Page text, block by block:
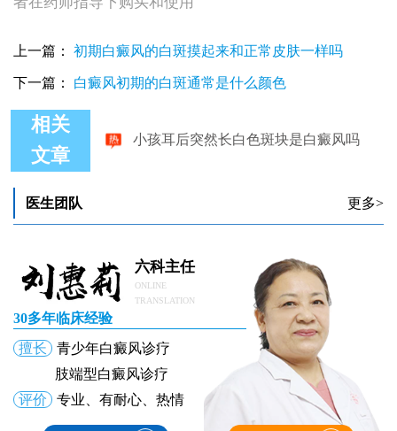
上一篇： 初期白癜风的白斑摸起来和正常皮肤一样吗
下一篇： 白癜风初期的白斑通常是什么颜色
相关
文章
医生团队 更多>
六科主任
ONLINE
TRANSLATION
30多年临床经验
擅长
青少年白癜风诊疗
肢端型白癜风诊疗
评价
专业、有耐心、热情